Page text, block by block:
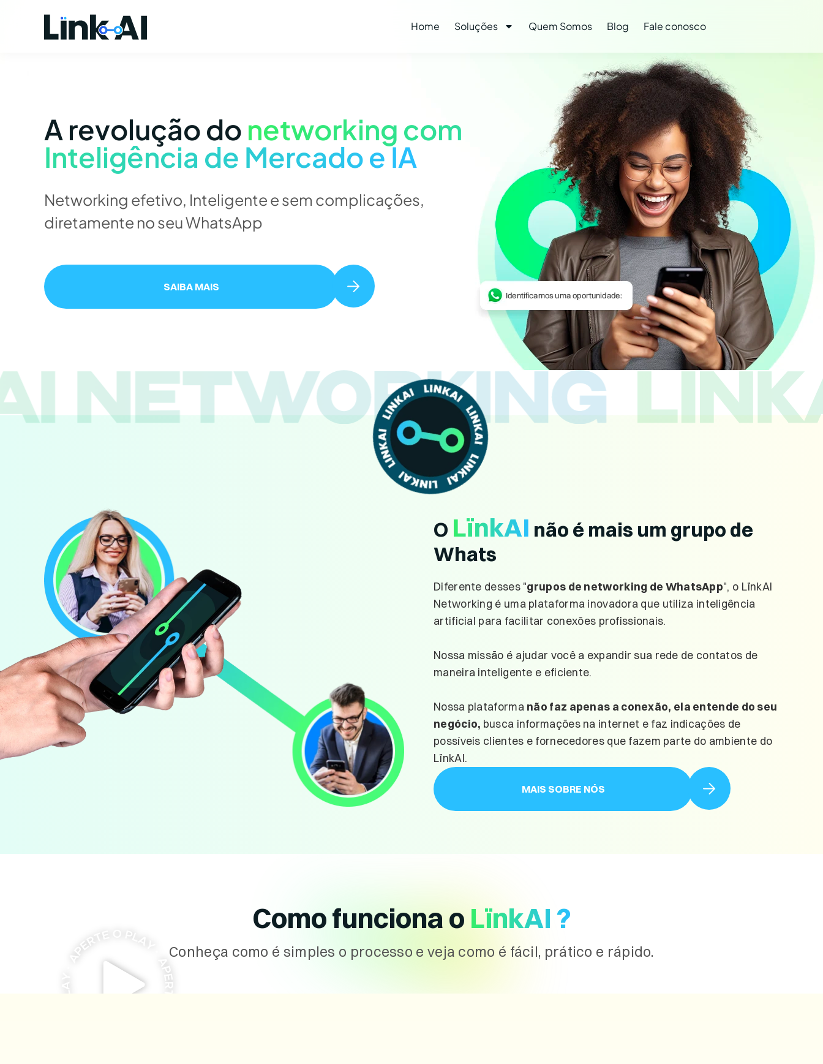
Home Soluções Quem Somos Blog Fale conosco
A revolução do networking com
Inteligência de Mercado e IA
Networking efetivo, Inteligente e sem complicações,
diretamente no seu WhatsApp
SAIBA MAIS
O LïnkAI não é mais um grupo de
Whats
Diferente desses "grupos de networking de WhatsApp", o LïnkAI
Networking é uma plataforma inovadora que utiliza inteligência
artificial para facilitar conexões profissionais.
Nossa missão é ajudar você a expandir sua rede de contatos de
maneira inteligente e eficiente.
Nossa plataforma não faz apenas a conexão, ela entende do seu
negócio, busca informações na internet e faz indicações de
possíveis clientes e fornecedores que fazem parte do ambiente do
LïnkAI.
MAIS SOBRE NÓS
Como funciona o LïnkAI ?
Conheça como é simples o processo e veja como é fácil, prático e rápido.